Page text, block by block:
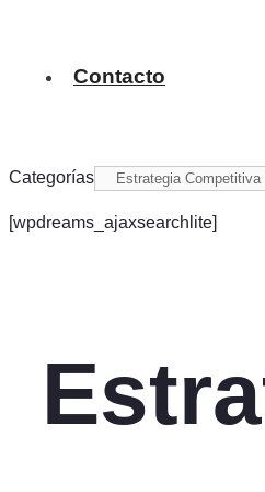
Contacto
Categorías
[wpdreams_ajaxsearchlite]